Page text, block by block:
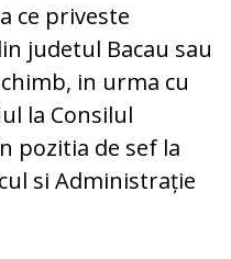
ce priveste
judetul Bacau sau
in urma cu
la Consilul
pozitia de sef la
si Administrație